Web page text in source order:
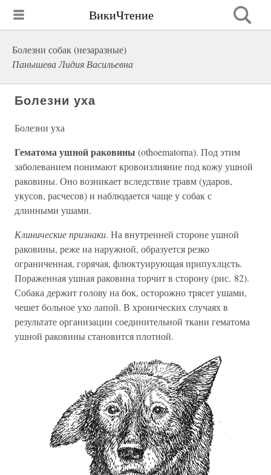
ВикиЧтение
Болезни собак (незаразные)
Панышева Лидия Васильевна
Болезни уха
Болезни уха
Гематома ушной раковины (othoematorna). Под этим
заболеванием понимают кровоизлияние под кожу ушной
раковины. Оно возникает вследствие травм (ударов,
укусов, расчесов) и наблюдается чаще у собак с
длинными ушами.
Клинические признаки. На внутренней стороне ушной
раковины, реже на наружной, образуется резко
ограниченная, горячая, флюктуирующая припухлцсть.
Пораженная ушная раковина торчит в сторону (рис. 82).
Собака держит голову на бок, осторожно трясет ушами,
чешет больное ухо лапой. В хронических случаях в
результате организации соединительной ткани гематома
ушной раковины становится плотной.